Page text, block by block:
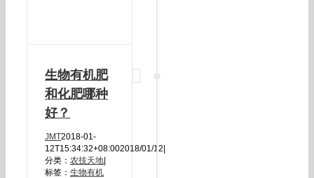
生物有机肥
和化肥哪种
好？
JMT2018-01-
12T15:34:32+08:002018/01/12|
分类： 农技天地|
标签： 生物有机